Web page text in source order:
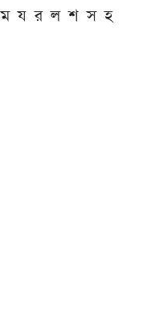
ম য র ল শ স হ